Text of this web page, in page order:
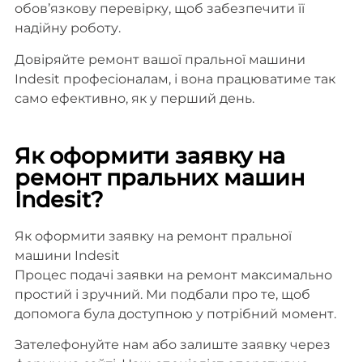
обов’язкову перевірку, щоб забезпечити її
надійну роботу.
Довіряйте ремонт вашої пральної машини
Indesit професіоналам, і вона працюватиме так
само ефективно, як у перший день.
Як оформити заявку на
ремонт пральних машин
Indesit?
Як оформити заявку на ремонт пральної
машини Indesit
Процес подачі заявки на ремонт максимально
простий і зручний. Ми подбали про те, щоб
допомога була доступною у потрібний момент.
Зателефонуйте нам або залиште заявку через